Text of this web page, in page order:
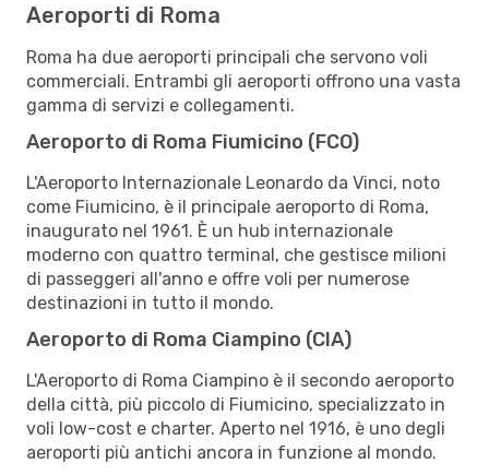
Aeroporti di Roma
Roma ha due aeroporti principali che servono voli
commerciali. Entrambi gli aeroporti offrono una vasta
gamma di servizi e collegamenti.
Aeroporto di Roma Fiumicino (FCO)
L'Aeroporto Internazionale Leonardo da Vinci, noto
come Fiumicino, è il principale aeroporto di Roma,
inaugurato nel 1961. È un hub internazionale
moderno con quattro terminal, che gestisce milioni
di passeggeri all'anno e offre voli per numerose
destinazioni in tutto il mondo.
Aeroporto di Roma Ciampino (CIA)
L'Aeroporto di Roma Ciampino è il secondo aeroporto
della città, più piccolo di Fiumicino, specializzato in
voli low-cost e charter. Aperto nel 1916, è uno degli
aeroporti più antichi ancora in funzione al mondo.